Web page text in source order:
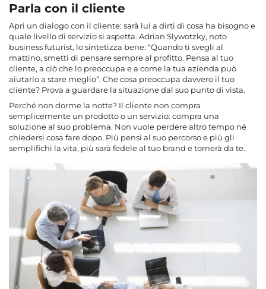
Parla con il cliente
Apri un dialogo con il cliente: sarà lui a dirti di cosa ha bisogno e
quale livello di servizio si aspetta. Adrian Slywotzky, noto
business futurist, lo sintetizza bene: “Quando ti svegli al
mattino, smetti di pensare sempre al profitto. Pensa al tuo
cliente, a ciò che lo preoccupa e a come la tua azienda può
aiutarlo a stare meglio”. Che cosa preoccupa davvero il tuo
cliente? Prova a guardare la situazione dal suo punto di vista.
Perché non dorme la notte? Il cliente non compra
semplicemente un prodotto o un servizio: compra una
soluzione al suo problema. Non vuole perdere altro tempo né
chiedersi cosa fare dopo. Più pensi al suo percorso e più gli
semplifichi la vita, più sarà fedele al tuo brand e tornerà da te.